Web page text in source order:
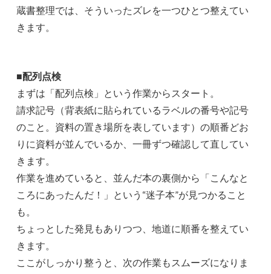
蔵書整理では、そういったズレを一つひとつ整えてい
きます。
■配列点検
まずは「配列点検」という作業からスタート。
請求記号（背表紙に貼られているラベルの番号や記号
のこと。資料の置き場所を表しています）の順番どお
りに資料が並んでいるか、一冊ずつ確認して直してい
きます。
作業を進めていると、並んだ本の裏側から「こんなと
ころにあったんだ！」という“迷子本”が見つかること
も。
ちょっとした発見もありつつ、地道に順番を整えてい
きます。
ここがしっかり整うと、次の作業もスムーズになりま